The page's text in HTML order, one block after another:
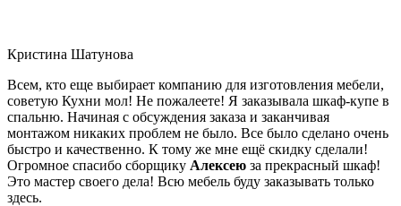
Кристина Шатунова
Всем, кто еще выбирает компанию для изготовления мебели,
советую Кухни мол! Не пожалеете! Я заказывала шкаф-купе в
спальню. Начиная с обсуждения заказа и заканчивая
монтажом никаких проблем не было. Все было сделано очень
быстро и качественно. К тому же мне ещё скидку сделали!
Огромное спасибо сборщику Алексею за прекрасный шкаф!
Это мастер своего дела! Всю мебель буду заказывать только
здесь.